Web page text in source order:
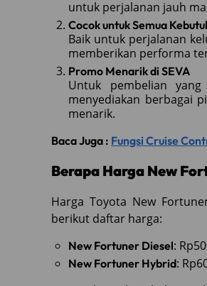
untuk perjalanan jauh
Cocok untuk Semua
Baik untuk perjalanan
memberikan performa
Promo Menarik di SEVA
Untuk pembelian
menyediakan berbagai
menarik.
Baca Juga : Fungsi Cruise
Berapa Harga New
Harga Toyota New
berikut daftar harga:
New Fortuner Diesel:
New Fortuner Hybrid: